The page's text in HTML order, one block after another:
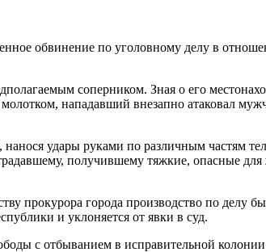
обвинение по уголовному делу в
соперником. Зная о его
нападавший внезапно атаковал
удары руками по различным частям
получившему тяжкие, опасные
прокурора города производство по делу
и уклоняется от явки в суд.
с отбыванием в исправительной